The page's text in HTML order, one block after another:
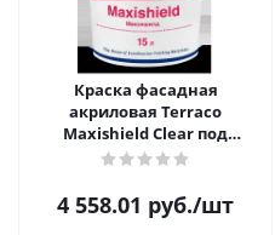
Краска фасадная
акриловая Terraco
Maxishield Clear под
колеровку 15 л
4 558.01 руб./шт